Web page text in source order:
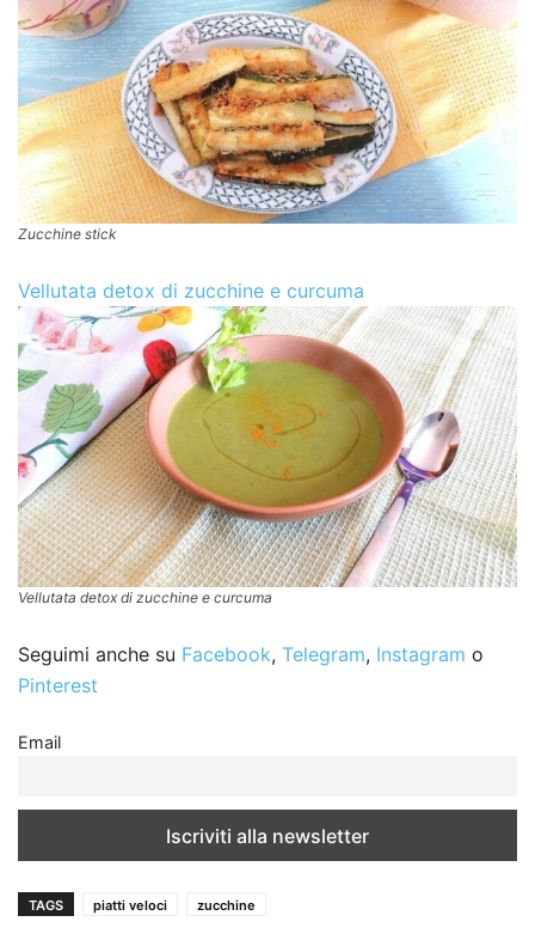
Zucchine stick
Vellutata detox di zucchine e curcuma
Vellutata detox di zucchine e curcuma
Seguimi anche su Facebook, Telegram, Instagram o
Pinterest
Email
TAGS piatti veloci zucchine